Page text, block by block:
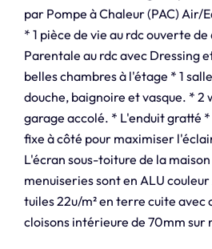
par Pompe à Chaleur (PAC) Air/
* 1 pièce de vie au rdc ouverte de
Parentale au rdc avec Dressing
belles chambres à l'étage * 1
douche, baignoire et vasque. * 2
garage accolé. * L'enduit gratté
fixe à côté pour maximiser
L'écran sous-toiture de la
menuiseries sont en ALU
tuiles 22u/m² en terre cuite avec
cloisons intérieure de 70mm sur